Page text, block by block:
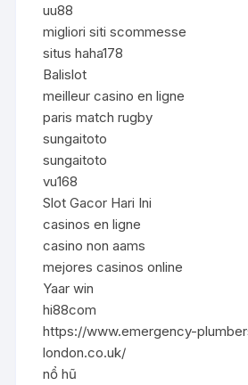
uu88
migliori siti scommesse
situs haha178
Balislot
meilleur casino en ligne
paris match rugby
sungaitoto
sungaitoto
vu168
Slot Gacor Hari Ini
casinos en ligne
casino non aams
mejores casinos online
Yaar win
hi88com
https://www.emergency-
london.co.uk/
nổ hũ